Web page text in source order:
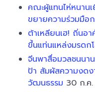
คณะผู้แทนไห่หนาน
ขยายความร่วมมือ
ต้าเหลียนเฮ! ถิ่นอ
ขึ้นแท่นแหล่งมรดก
จีนพาสื่อมวลชนนา
ป้า สัมผัสความงดง
วัฒนธรรม 30 ก.ค.